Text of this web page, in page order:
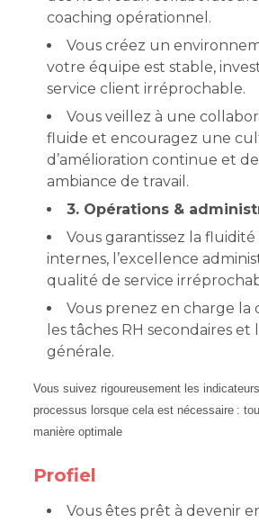
coaching opérationnel.
Vous créez un
votre équipe est stable,
service client irréprochable.
Vous veillez à une
fluide et encouragez une
d’amélioration continue et
ambiance de travail.
3. Opérations &
Vous garantissez la
internes, l’excellence
qualité de service
Vous prenez en charge la
les tâches RH secondaires et
générale.
Vous suivez rigoureusement les
processus lorsque cela est nécessaire :
manière optimale
Profiel
Vous êtes prêt à devenir